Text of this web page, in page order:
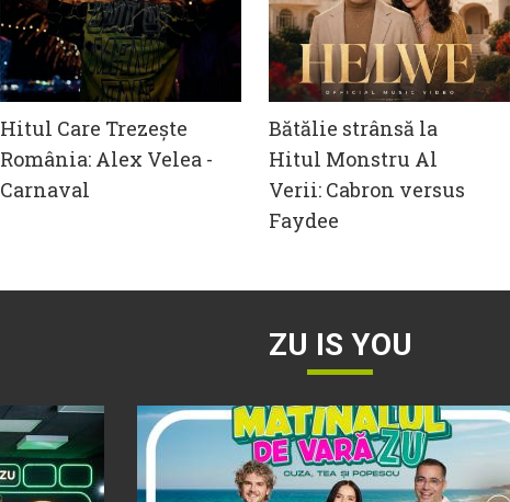
Hitul Care Trezește
România: Alex Velea -
Carnaval
Bătălie strânsă la
Hitul Monstru Al
Verii: Cabron versus
Faydee
ZU IS YOU